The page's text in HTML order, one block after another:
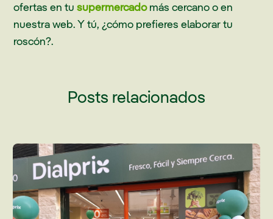
ofertas en tusupermercado más cercano o en
nuestra web. Y tú, ¿cómo prefieres elaborar tu
roscón?.
Posts relacionados